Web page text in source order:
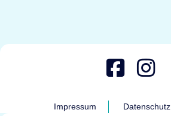
Impressum Datenschutz